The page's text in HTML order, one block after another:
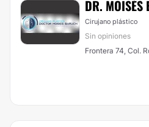
DR. MOISÉS
Cirujano plástico
Sin opiniones
Frontera 74, Col.